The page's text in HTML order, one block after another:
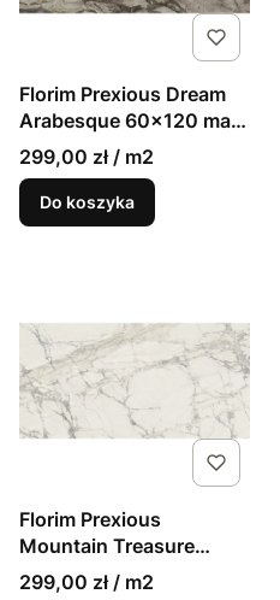
Florim Prexious Dream
Arabesque 60x120 mat
9mm gres marmur
299,00 zł / m2
Do koszyka
Florim Prexious
Mountain Treasure
60x120 mat 9mm gres
299,00 zł / m2